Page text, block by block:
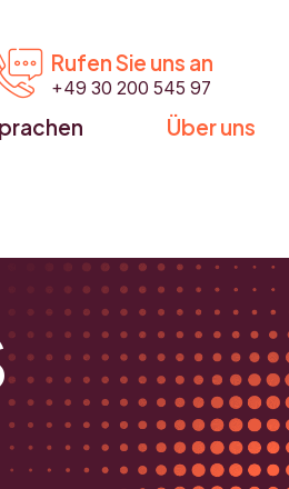
Rufen Sie uns an
+49 30 200 545 97
Über uns